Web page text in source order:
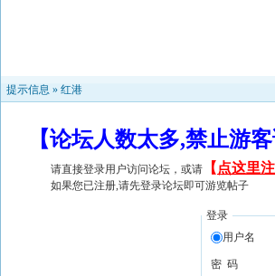
提示信息 » 红港
【论坛人数太多,禁止游
请直接登录用户访问论坛，或请 【 点这里
如果您已注册,请先登录论坛即可游览帖子
登录
用户名
密 码